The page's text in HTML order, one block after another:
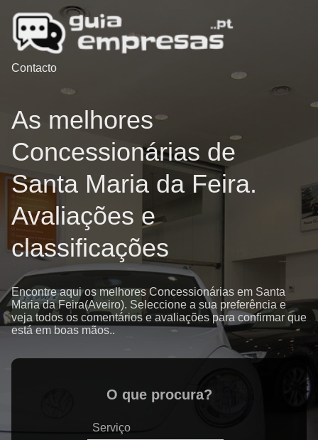
Contacto
As melhores
Concessionárias de
Santa Maria da Feira.
Avaliações e
classificações
Encontre aqui os melhores Concessionárias em Santa
Maria da Feira(Aveiro). Seleccione a sua preferência e
veja todos os comentários e avaliações para confirmar que
está em boas mãos..
O que procura?
Serviço